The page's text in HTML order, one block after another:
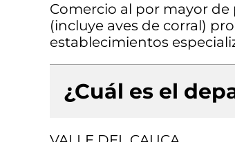
Comercio al por mayor
(incluye aves de corral)
establecimientos
¿Cuál es el